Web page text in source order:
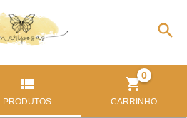
PRODUTOS CARRINHO
0